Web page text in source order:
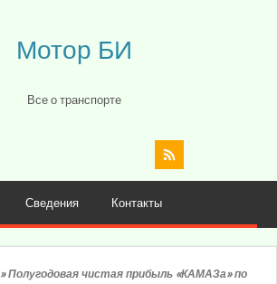
Мотор БИ
Все о транспорте
Сведения Контакты
»Полугодовая чистая прибыль «КАМАЗа» по